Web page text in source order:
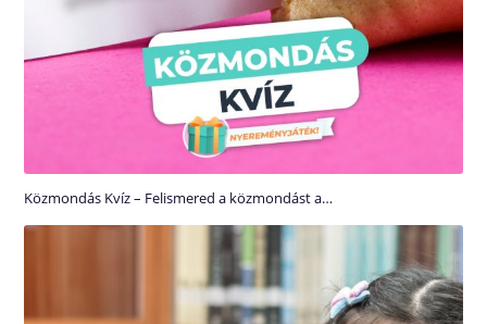
Közmondás Kvíz – Felismered a közmondást a…